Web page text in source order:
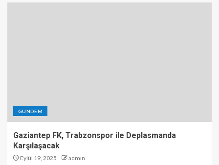
GÜNDEM
Gaziantep FK, Trabzonspor ile Deplasmanda
Karşılaşacak
Eylül 19, 2025 admin